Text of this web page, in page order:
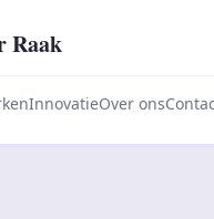
Raak
InnovatieOver ons